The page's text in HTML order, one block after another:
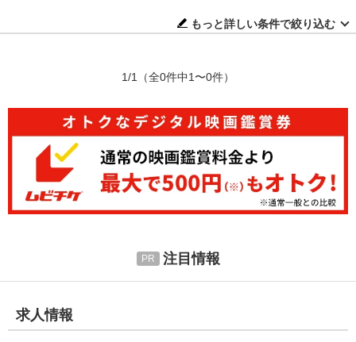
もっと詳しい条件で絞り込む
1/1 （全0件中1〜0件）
注目情報
求人情報